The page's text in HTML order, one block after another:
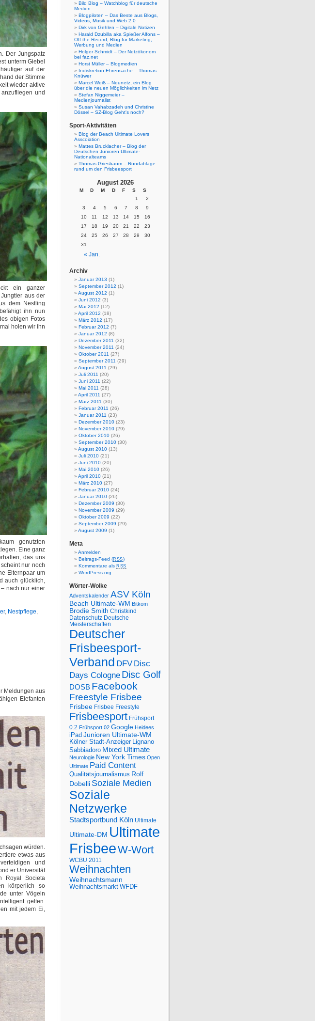
Der Jungspatz
unterm Giebel
auf der
der Stimme
wieder aktive
und
ein ganzer
aus der
dem Nestling
ihn nun
obigen Fotos
holen wir ihn
genutzten
Eine ganz
das uns
nur noch
Elternpaar um
auch glücklich,
nach nur einer
, Nestpflege,
Meldungen aus
Elefanten
würden.
etwas aus
und
er Universität
Royal Societa
körperlich so
unter Vögeln
gelten.
mit jedem Ei,
Bild Blog – Watchblog für deutsche
Medien
Blogpiloten – Das Beste aus Blogs,
Videos, Musik und Web 2.0
Dirk von Gehlen – Digitale Notizen
Harald Dzubilla aka Spießer Alfons –
Off the Record, Blog für Marketing,
Werbung und Medien
Holger Schmidt – Der Netzökonom
bei faz.net
Horst Müller – Blogmedien
Indiskretion Ehrensache – Thomas
Knüwer
Marcel Weiß – Neunetz, ein Blog
über die neuen Möglichkeiten im Netz
Stefan Niggemeier –
Medienjournalist
Susan Vahabzadeh und Christine
Dössel – SZ-Blog Geht's noch?
Sport-Aktivitäten
Blog der Beach Ultimate Lovers
Asscoiation
Mattes Brucklacher – Blog der
Deutschen Junioren Ultimate-
Nationalteams
Thomas Griesbaum – Rundablage
rund um den Frisbeesport
August 2026
M D M D F S S
« Jan.
1
2
3
4 5 6 7 8
9
10
11 12 13 14 15
16
17
18 19 20 21 22
23
24
25 26 27 28 29
30
31
Archiv
Januar 2013 (1)
September 2012 (1)
August 2012 (1)
Juni 2012 (3)
Mai 2012 (12)
April 2012 (18)
März 2012 (17)
Februar 2012 (7)
Januar 2012 (8)
Dezember 2011 (32)
November 2011 (24)
Oktober 2011 (27)
September 2011 (29)
August 2011 (29)
Juli 2011 (20)
Juni 2011 (22)
Mai 2011 (28)
April 2011 (27)
März 2011 (30)
Februar 2011 (26)
Januar 2011 (23)
Dezember 2010 (23)
November 2010 (29)
Oktober 2010 (26)
September 2010 (30)
August 2010 (13)
Juli 2010 (21)
Juni 2010 (20)
Mai 2010 (26)
April 2010 (21)
März 2010 (27)
Februar 2010 (24)
Januar 2010 (26)
Dezember 2009 (30)
November 2009 (29)
Oktober 2009 (22)
September 2009 (29)
August 2009 (1)
Meta
Anmelden
Beitrags-Feed (RSS)
Kommentare als RSS
WordPress.org
Wörter-Wolke
Adventskalender ASV Köln
Beach Ultimate-WM Bitkom
Brodie Smith Christkind
Datenschutz Deutsche
Meisterschaften
Deutscher
Frisbeesport-
Verband DFV Disc
Days Cologne Disc Golf
DOSB Facebook
Freestyle Frisbee
Frisbee Frisbee Freestyle
Frisbeesport Frühsport
0.2 Frühsport 02 Google Heidees
iPad Junioren Ultimate-WM
Kölner Stadt-Anzeiger Lignano
Sabbiadoro Mixed Ultimate
Neurologie New York Times Open
Ultimate Paid Content
Qualitätsjournalismus Rolf
Dobelli Soziale Medien
Soziale
Netzwerke
Stadtsportbund Köln Ultimate
Ultimate-DM Ultimate
FrisbeeW-Wort
WCBU 2011
Weihnachten
Weihnachtsmann
Weihnachtsmarkt WFDF